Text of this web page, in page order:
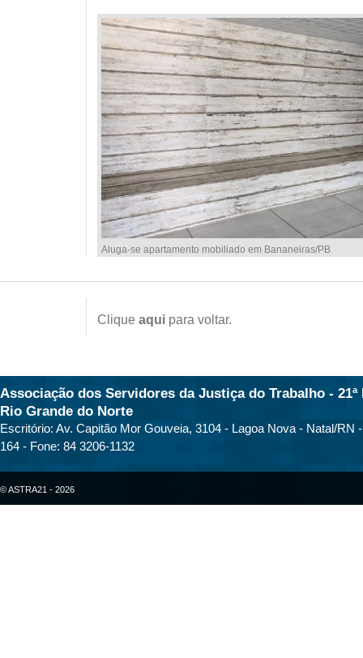
Aluga-se apartamento mobiliado em Bananeiras/PB
Clique aqui para voltar.
Associação dos Servidores da Justiça do Trabalho - 21ª
Rio Grande do Norte
Escritório: Av. Capitão Mor Gouveia, 3104 - Lagoa Nova - Natal/RN
164 - Fone: 84 3206-1132
© ASTRA21 - 2026